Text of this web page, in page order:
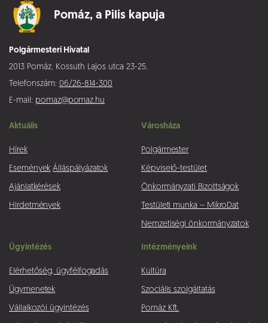
Pomáz, a Pilis kapuja
Polgármesteri Hivatal
2013 Pomáz, Kossuth Lajos utca 23-25.
Telefonszám: 06/26-814-300
E-mail: pomaz@pomaz.hu
Aktuális
Hírek
Események Álláspályázatok
Ajánlatkérések
Hirdetmények
Városháza
Polgármester
Képviselő-testület
Önkormányzati Bizottságok
Testületi munka – MikroDat
Nemzetiségi önkormányzatok
Ügyintézés
Elérhetőség, ügyfélfogadás
Ügymenetek
Vállalkozói ügyintézés
Intézményeink
Kultúra
Szociális szolgáltatás
Pomáz Kft.